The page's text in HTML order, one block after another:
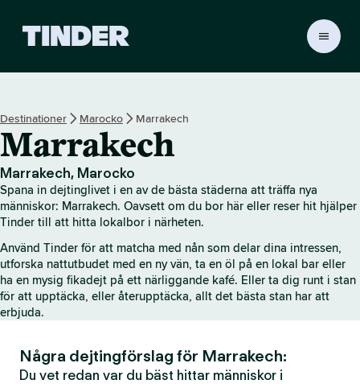
r
s
t
a
r
t
i
d
a
Destinationer Marocko Marrakech
Marrakech
Marrakech, Marocko
Spana in dejtinglivet i en av de bästa städerna att träffa nya
människor: Marrakech. Oavsett om du bor här eller reser hit hjälper
Tinder till att hitta lokalbor i närheten.
Använd Tinder för att matcha med nån som delar dina intressen,
utforska nattutbudet med en ny vän, ta en öl på en lokal bar eller
ha en mysig fikadejt på ett närliggande kafé. Eller ta dig runt i stan
för att upptäcka, eller återupptäcka, allt det bästa stan har att
erbjuda.
Några dejtingförslag för Marrakech:
Du vet redan var du bäst hittar människor i